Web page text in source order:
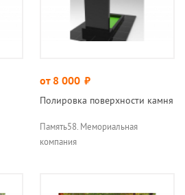
от 8 000 руб.
Полировка поверхности камня
Память58. Мемориальная
компания